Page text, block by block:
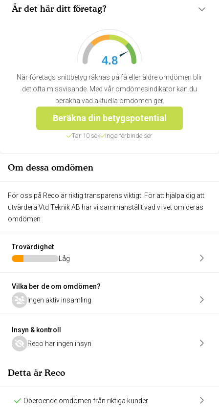
Är det här ditt företag?
4.8
När företags snittbetyg räknas på få eller äldre omdömen blir
det ofta missvisande. Med vår omdömesindikator kan du
beräkna vad aktuella omdömen ger.
Beräkna din betygspotential
Tar 10 sek Inga förbindelser
Om dessa omdömen
För oss på Reco är riktig transparens viktigt. För att hjälpa dig att
utvärdera Vtd Teknik AB har vi sammanställt vad vi vet om deras
omdömen
Trovärdighet
Låg
Vilka ber de om omdömen?
Ingen aktiv insamling
Insyn & kontroll
Reco har ingen insyn
Detta är Reco
Oberoende omdömen från riktiga kunder